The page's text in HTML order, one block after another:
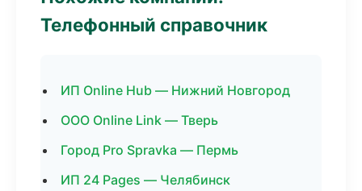
Телефонный справочник
ИП Online Hub — Нижний Новгород
ООО Online Link — Тверь
Город Pro Spravka — Пермь
ИП 24 Pages — Челябинск